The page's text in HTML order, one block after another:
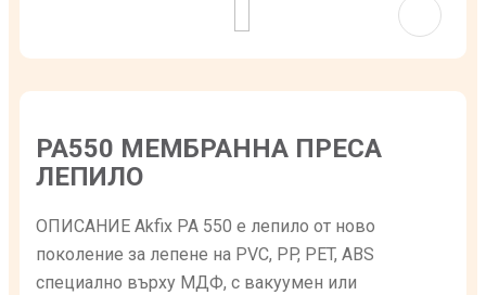
PA550 МЕМБРАННА ПРЕСА
ЛЕПИЛО
ОПИСАНИЕ Akfix PA 550 e лепило от ново
поколение за лепене на PVC, PP, PET, ABS
специално върху МДФ, с вакуумен или